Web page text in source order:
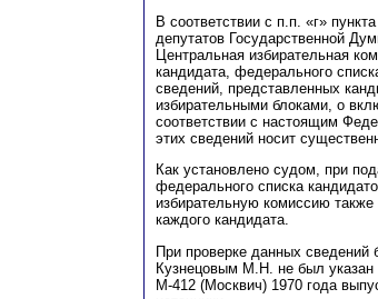
В соответствии с п.п. «г»
депутатов Государственной
Центральная избирательная
кандидата, федерального
сведений, представленных
избирательными блоками, о
соответствии с настоящим
этих сведений носит
Как установлено судом, при
федерального списка
избирательную комиссию
каждого кандидата.
При проверке данных
Кузнецовым М .Н. не был
М-412 (Москвич) 1970 года